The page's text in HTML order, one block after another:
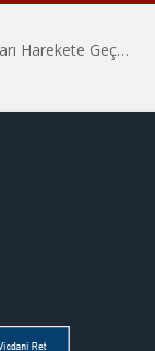
Hiroşima’nın 81. Yılında İtalyan Savaş Karşıtları Harekete Geçti: “Hatırlamak yeterli değil”